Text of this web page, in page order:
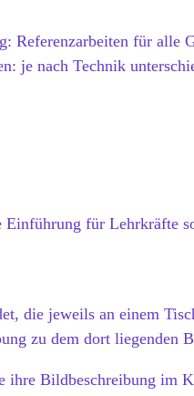
Referenzarbeiten für alle
je nach Technik
für Lehrkräfte
die jeweils an einem
zu dem dort
ihre Bildbeschreibung im